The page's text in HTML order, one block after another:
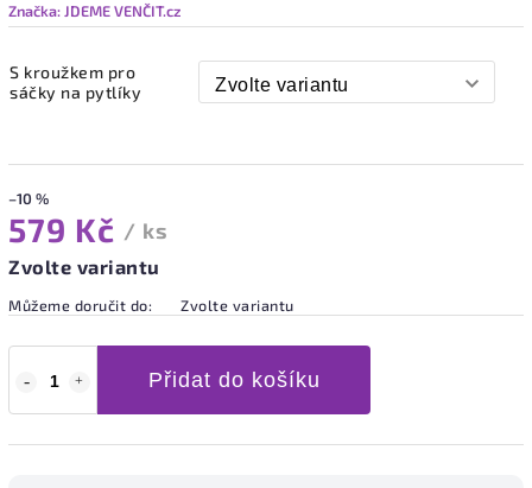
Značka: JDEME VENČIT.cz
S kroužkem pro
sáčky na pytlíky
–10 %
579 Kč / ks
Zvolte variantu
Můžeme doručit do: Zvolte variantu
Přidat do košíku